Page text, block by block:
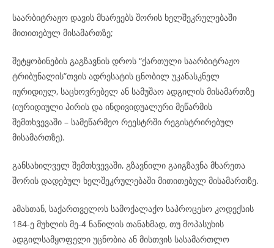
საარბიტრაჟო დავის მხარეებს შორის ხელშეკრულებაში
მითითებულ მისამართზე;
შეტყობინების გაგზავნის დროს “ქართული საარბიტრაჟო
ტრიბუნალის”თვის ადრესატის ცნობილ უკანასკნელ
იურიდიულ, საცხოვრებელ ან სამუშაო ადგილის მისამართზე
(იურიდიული პირის და ინდივიდუალური მეწარმის
შემთხვევაში – სამეწარმეო რეესტრში რეგისტრირებულ
მისამართზე).
განსახილველ შემთხვევაში, გზავნილი გაიგზავნა მხარეთა
შორის დადებულ ხელშეკრულებაში მითითებულ მისამართზე.
ამასთან, საქართველოს სამოქალაქო საპროცესო კოდექსის
184-ე მუხლის მე-4 ნაწილის თანახმად, თუ მოპასუხის
ადგილსამყოფელი უცნობია ან მისთვის სასამართლო